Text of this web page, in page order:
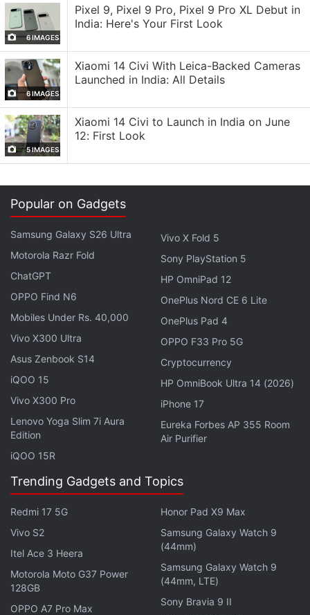
Selon un rapport de Dealabs, le Nothing Headphone
1 pourrait être vendu au prix de 299 EUR ( environ
29 700 roupies ) dans certaines régions
européennes . Au Royaume -Uni, le prix devrait
atteindre 299 GBP ( environ 34 700 roupies ) . Ce
casque audio portable devrait être disponible dans
ces régions en noir et blanc .
Outre la version noire , le Headphone 1 pourrait
également être proposé en gris aux États -Unis.
Selon certaines informations , le prix du casque
aux États -Unis.
Il est intéressant de noter qu'une fuite récente a
indiqué que le Nothing Headphone 1 serait vendu au
prix de 299 $ ( environ 25 700 roupies ) aux États -
Unis . Il devrait également être disponible au
Canada. En Amérique du Nord , il pourrait être
vendu sur le site officiel ainsi que chez Amazon,
Nothing et KEF, fabricant britannique de produits
audio , ont noué une relation stratégique en début
devrait être proposée par le prochain Nothing
Headphone 1. Ce casque pourrait être doté de la
souhaitant concurrencer les appareils déjà
disponibles sur le marché . De plus amples
informations concernant ce casque devraient être
publiées dans les jours précédant son lancement .
6 IMAGES
Pixel 9, Pixel 9 Pro, Pixel 9 Pro XL Debut in
India: Here's Your First Look
6 IMAGES
Xiaomi 14 Civi With Leica-Backed Cameras
Launched in India: All Details
5 IMAGES
Xiaomi 14 Civi to Launch in India on June
12: First Look
Popular on Gadgets
Samsung Galaxy S26 Ultra
Motorola Razr Fold
ChatGPT
OPPO Find N6
Mobiles Under Rs. 40,000
Vivo X300 Ultra
Asus Zenbook S14
iQOO 15
Vivo X300 Pro
Lenovo Yoga Slim 7i Aura
Edition
iQOO 15R
Vivo X Fold 5
Sony PlayStation 5
HP OmniPad 12
OnePlus Nord CE 6 Lite
OnePlus Pad 4
OPPO F33 Pro 5G
Cryptocurrency
HP OmniBook Ultra 14 (2026)
iPhone 17
Eureka Forbes AP 355 Room
Air Purifier
Trending Gadgets and Topics
Redmi 17 5G
Vivo S2
Itel Ace 3 Heera
Motorola Moto G37 Power
128GB
OPPO A7 Pro Max
Honor Pad X9 Max
Samsung Galaxy Watch 9
(44mm)
Samsung Galaxy Watch 9
(44mm, LTE)
Sony Bravia 9 II